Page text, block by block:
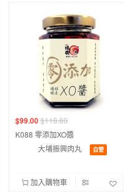
$99.00$118.80
K088 零添加XO醬
大埔振興肉丸
自營
加入購物車